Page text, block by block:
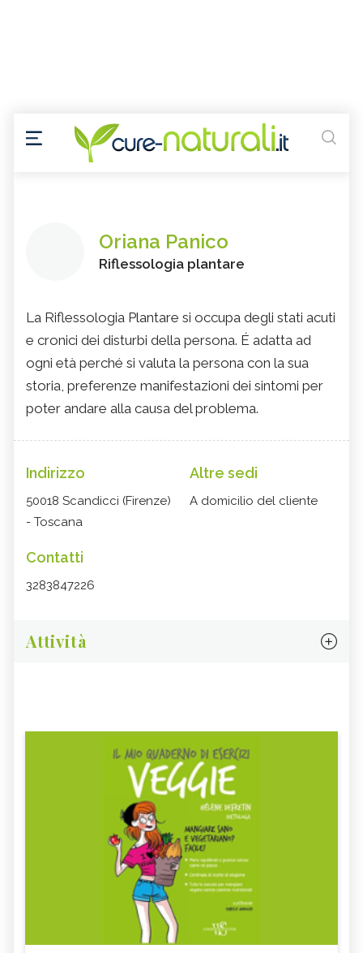
Oriana Panico
Riflessologia plantare
La Riflessologia Plantare si occupa degli stati acuti
e cronici dei disturbi della persona. É adatta ad
ogni età perché si valuta la persona con la sua
storia, preferenze manifestazioni dei sintomi per
poter andare alla causa del problema.
Indirizzo
50018 Scandicci (Firenze)
- Toscana
Altre sedi
A domicilio del cliente
Contatti
3283847226
Attività